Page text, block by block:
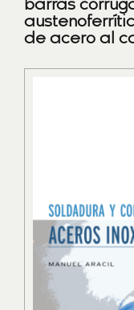
barras
de acero al